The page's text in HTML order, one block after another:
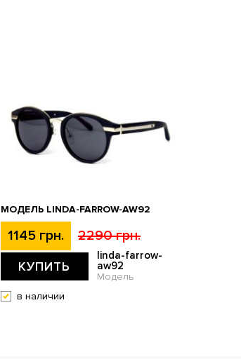
МОДЕЛЬ LINDA-FARROW-AW92
1145 грн. 2290 грн.
КУПИТЬ
linda-farrow-
aw92
Модель
в наличии